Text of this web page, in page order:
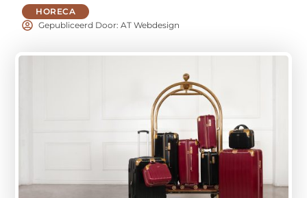
HORECA
Gepubliceerd Door: AT Webdesign